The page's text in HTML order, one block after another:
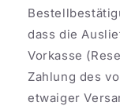
dass die
Vorkasse
Zahlung des
etwaiger